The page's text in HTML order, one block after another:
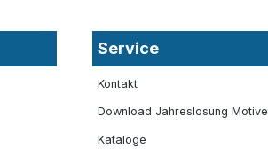
Service
Kontakt
Download Jahreslosung Motive
Kataloge